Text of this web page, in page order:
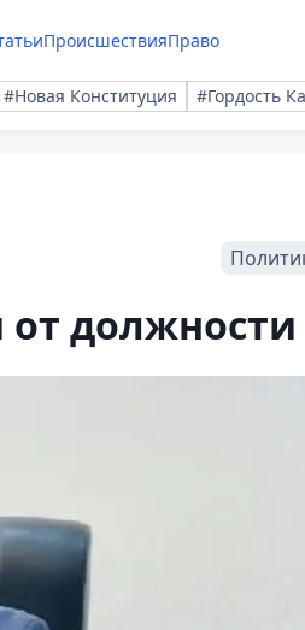
ПроисшествияПраво
#Новая Конституция #Гордость
от должности